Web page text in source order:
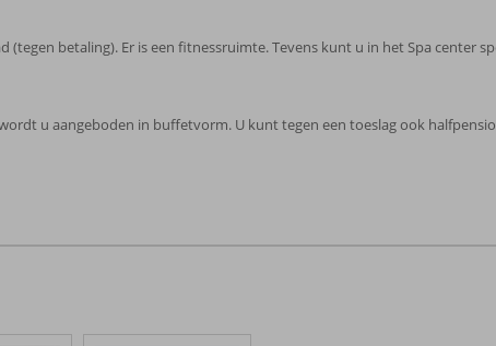
betaling). Er is een fitnessruimte. Tevens kunt u in het Spa center
u aangeboden in buffetvorm. U kunt tegen een toeslag ook